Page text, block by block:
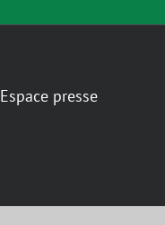
Espace presse